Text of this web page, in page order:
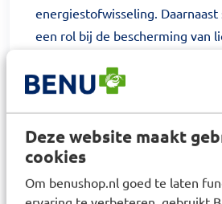
Deze website maakt
cookies
Om benushop.nl goed te laten
energiestofwisseling.
een rol bij de bescherming van
opname van ijzer en draagt het
C‑1000 bevat puur vitamine C
kwaliteitsnormen die Orthica